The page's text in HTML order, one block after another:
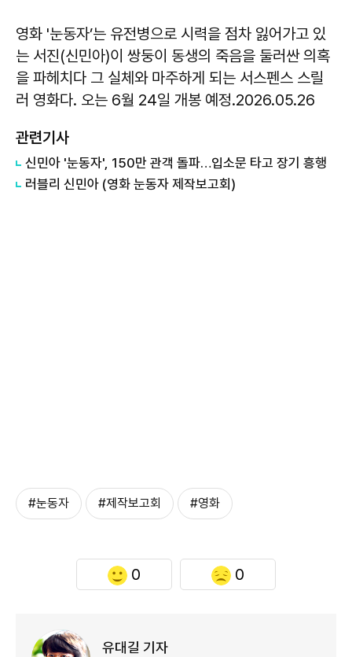
영화 '눈동자’는 유전병으로 시력을 점차 잃어가고 있
는 서진(신민아)이 쌍둥이 동생의 죽음을 둘러싼 의혹
을 파헤치다 그 실체와 마주하게 되는 서스펜스 스릴
러 영화다. 오는 6월 24일 개봉 예정.2026.05.26
관련기사
신민아 '눈동자', 150만 관객 돌파…입소문 타고 장기 흥행
러블리 신민아 (영화 눈동자 제작보고회)
#눈동자 #제작보고회 #영화
0 0
유대길 기자